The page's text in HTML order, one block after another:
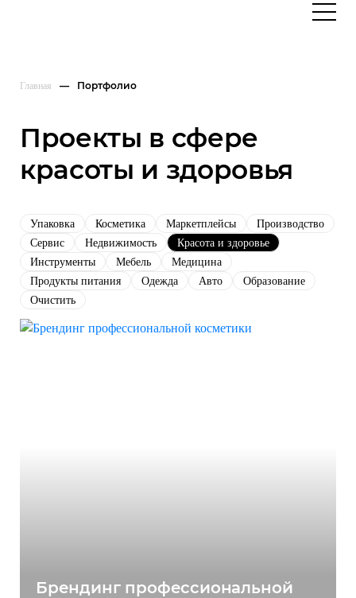
Главная Портфолио
Проекты в сфере
красоты и здоровья
Упаковка Косметика Маркетплейсы
Производство
Сервис
Недвижимость
Красота и здоровье
Инструменты
Мебель
Медицина
Продукты питания
Одежда Авто
Образование
Очистить
Брендинг профессиональной